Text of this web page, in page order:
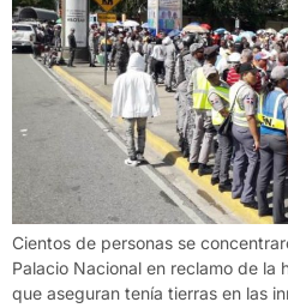
Cientos de personas se
Palacio Nacional en reclamo de la
que aseguran tenía tierras en las